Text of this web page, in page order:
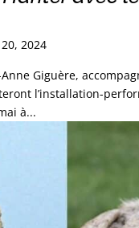
2024
Giguère,
l’installation-
à...